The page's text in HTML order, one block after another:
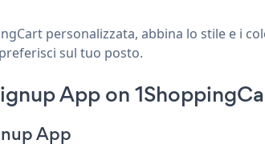
personalizzata, abbina lo stile e i
sul tuo posto.
App on
App